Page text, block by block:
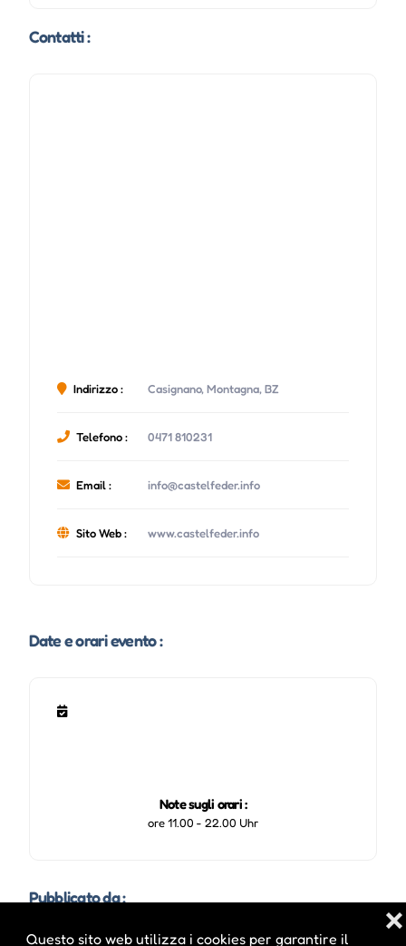
Questo sito web utilizza i cookies per garantire il
❌
Contatti :
Indirizzo : Casignano, Montagna, BZ
Telefono : 0471 810231
Email : info@castelfeder.info
Sito Web : www.castelfeder.info
Date e orari evento :
Note sugli orari :
ore 11.00 - 22.00 Uhr
Pubblicato da :